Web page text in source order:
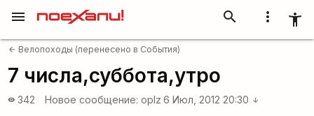
more_vert accessibility_new
search
menu
arrow_back Велопоходы (перенесено в События)
7 числа,суббота,утро
visibility 342 Новое сообщение: oplz 6 Июл, 2012 20:30 arrow_downward